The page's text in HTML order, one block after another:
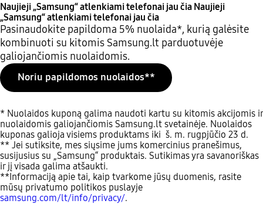
Naujieji „Samsung“ atlenkiami telefonai jau čia Naujieji
„Samsung“ atlenkiami telefonai jau čia
Pasinaudokite papildoma 5% nuolaida*, kurią galėsite
kombinuoti su kitomis Samsung.lt parduotuvėje
galiojančiomis nuolaidomis.
Noriu papildomos nuolaidos**
* Nuolaidos kuponą galima naudoti kartu su kitomis akcijomis ir
nuolaidomis galiojančiomis Samsung.lt svetainėje. Nuolaidos
kuponas galioja visiems produktams iki š. m. rugpjūčio 23 d.
** Jei sutiksite, mes siųsime jums komercinius pranešimus,
susijusius su „Samsung“ produktais. Sutikimas yra savanoriškas
ir jį visada galima atšaukti.
**Informaciją apie tai, kaip tvarkome jūsų duomenis, rasite
mūsų privatumo politikos puslayje
samsung.com/lt/info/privacy/.